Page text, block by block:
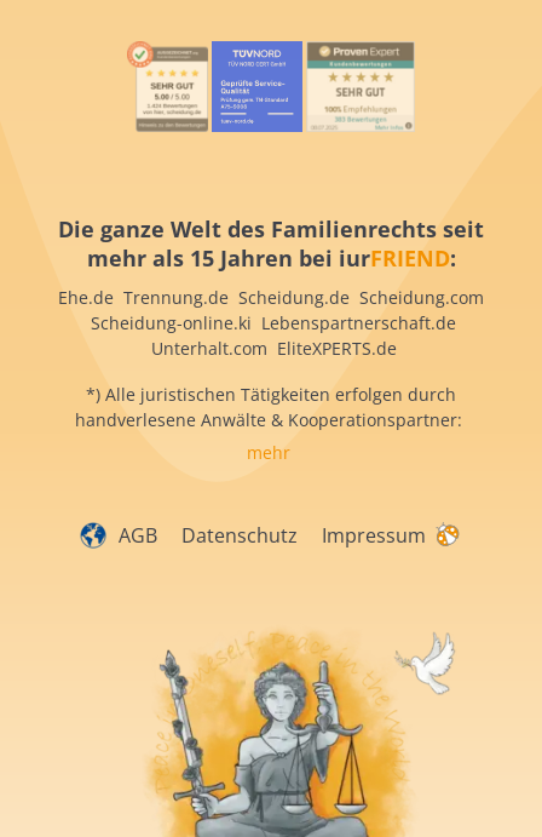
Die ganze Welt des Familienrechts seit
mehr als 15 Jahren bei iurFRIEND:
Ehe.de Trennung.de Scheidung.de Scheidung.com
Scheidung-online.ki Lebenspartnerschaft.de
Unterhalt.com EliteXPERTS.de
*) Alle juristischen Tätigkeiten erfolgen durch
handverlesene Anwälte & Kooperationspartner:
mehr
AGB Datenschutz Impressum